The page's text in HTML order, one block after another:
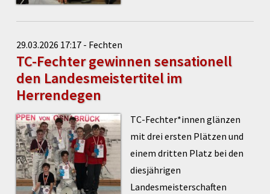
29.03.2026 17:17 - Fechten
TC-Fechter gewinnen sensationell
den Landesmeistertitel im
Herrendegen
TC-Fechter*innen glänzen
mit drei ersten Plätzen und
einem dritten Platz bei den
diesjährigen
Landesmeisterschaften